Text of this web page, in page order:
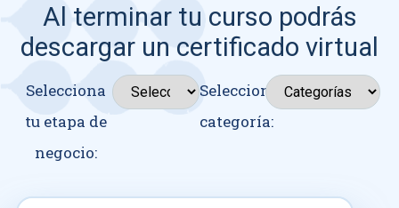
Al terminar tu curso podrás
descargar un certificado virtual
Selecciona
tu etapa de
negocio:
Seleccionar
categoría: